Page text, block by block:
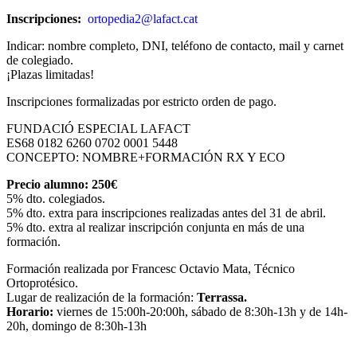
Inscripciones: ortopedia2@lafact.cat
Indicar: nombre completo, DNI, teléfono de contacto, mail y carnet
de colegiado.
¡Plazas limitadas!
Inscripciones formalizadas por estricto orden de pago.
FUNDACIÓ ESPECIAL LAFACT
ES68 0182 6260 0702 0001 5448
CONCEPTO: NOMBRE+FORMACIÓN RX Y ECO
Precio alumno: 250€
5% dto. colegiados.
5% dto. extra para inscripciones realizadas antes del 31 de abril.
5% dto. extra al realizar inscripción conjunta en más de una
formación.
Formación realizada por Francesc Octavio Mata, Técnico
Ortoprotésico.
Lugar de realización de la formación: Terrassa.
Horario: viernes de 15:00h-20:00h, sábado de 8:30h-13h y de 14h-
20h, domingo de 8:30h-13h